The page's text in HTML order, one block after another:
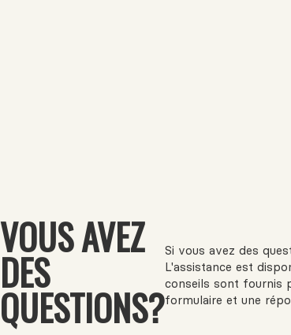
VOUS AVEZ
DES
QUESTIONS?
Si vous avez des
L'assistance est
conseils sont fournis
formulaire et une